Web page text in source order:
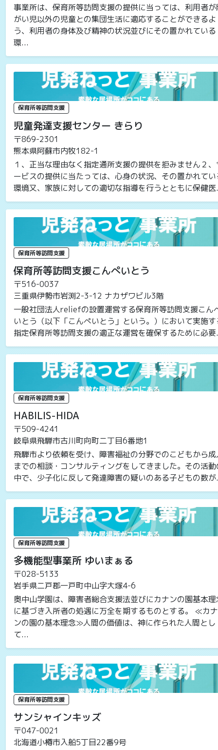
事業所は、保育所等訪問支援の提供に当っては、利用者が
がい児以外の児童との集団生活に適応することができるよ
う、利用者の身体及び精神の状況並びにその置かれている
環...
保育所等訪問支援
児童発達支援センター きらり
〒869-2301
熊本県阿蘇市内牧182-1
１、正当な理由なく指定通所支援の提供を拒みません２、
ービスの提供に当たっては、心身の状況、その置かれてい
環境又、家族に対しての適切な指導を行うとともに保健
保育所等訪問支援
保育所等訪問支援こんぺいとう
〒516-0037
三重県伊勢市岩渕2-3-12 ナカザワビル3階
一般社団法人reliefの設置運営する保育所等訪問支援こん
いとう（以下「こんぺいとう」という。）において実施す
指定保育所等訪問支援の適正な運営を確保するために必
保育所等訪問支援
HABILIS-HIDA
〒509-4241
岐阜県飛騨市古川町向町二丁目6番地1
飛騨市より依頼を受け、障害福祉の分野でのこどもから成
までの相談・コンサルティングをしてきました。その活動
中で、少子化に反して発達障害の疑いのある子どもの数
保育所等訪問支援
多機能型事業所 ゆいまぁる
〒028-5133
岩手県二戸郡一戸町中山字大塚4-6
奥中山学園は、障害者総合支援法並びにカナンの園基本理
に基づき入所者の処遇に万全を期するものとする。 ≪カナ
ンの園の基本理念≫人間の価値は、神に作られた人間とし
て...
保育所等訪問支援
サンシャインキッズ
〒047-0021
北海道小樽市入船5丁目22番9号